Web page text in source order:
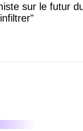
sur le futur